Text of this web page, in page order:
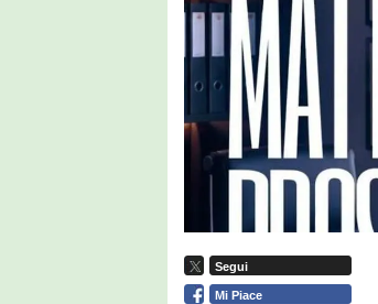
Segui
Mi Piace